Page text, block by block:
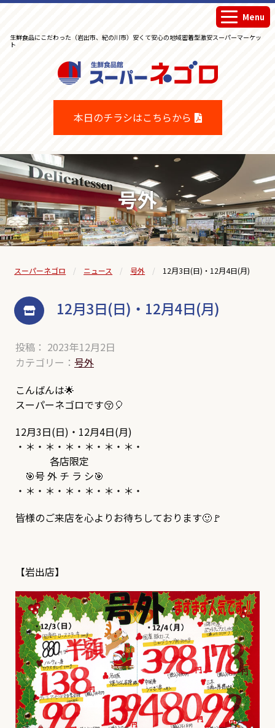
生鮮食品にこだわった（岩出市、紀の川市）安くて安心の地域密着型激安スーパーマーケッ
ト
本日のチラシはこちらから
Menu
号外
スーパーネゴロ ニュース 号外 12月3日(日)・12月4日(月)
12月3日(日)・12月4日(月)
投稿： 2023年12月2日
カテゴリー： 号外
こんばんは🌟
スーパーネゴロです😚🎈
12月3日(日)・12月4日(月)
・＊・＊・＊・＊・＊・＊・
各店限定
🎯号 外 チ ラ シ🎯
・＊・＊・＊・＊・＊・＊・
皆様のご来店を心よりお待ちしております🙂🚩
【岩出店】